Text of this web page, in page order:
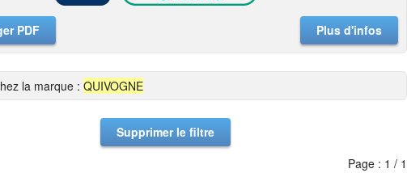
PDF Plus d'infos
la marque : QUIVOGNE
Supprimer le filtre
Page : 1 / 1